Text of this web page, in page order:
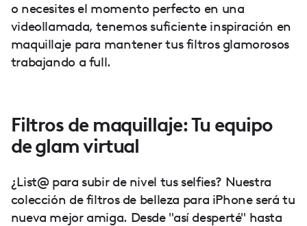
o necesites el momento perfecto en una
videollamada, tenemos suficiente inspiración en
maquillaje para mantener tus filtros glamorosos
trabajando a full.
Filtros de maquillaje: Tu equipo
de glam virtual
¿List@ para subir de nivel tus selfies? Nuestra
colección de filtros de belleza para iPhone será tu
nueva mejor amiga. Desde "así desperté" hasta